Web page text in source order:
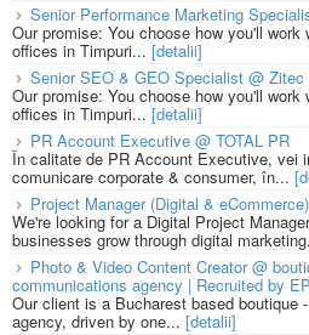
Senior Performance Marketing
Our promise: You choose how you'll
offices in Timpuri... [detalii]
Senior SEO & GEO Specialist @ Zitec
Our promise: You choose how you'll
offices in Timpuri... [detalii]
PR Account Executive @ TOTAL PR
În calitate de PR Account Executive, vei
comunicare corporate & consumer, în...
Project Manager (Digital &
We're looking for a Digital Project
businesses grow through digital
Photo & Video Content Creator @
communications agency | Recruited by
Our client is a Bucharest based boutique
agency, driven by one... [detalii]